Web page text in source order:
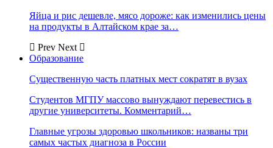
Яйца и рис дешевле, мясо дороже: как изменились цены
на продукты в Алтайском крае за…
Prev Next
Образование
Существенную часть платных мест сократят в вузах
Студентов МГПУ массово вынуждают перевестись в
другие университеты. Комментарий…
Главные угрозы здоровью школьников: названы три
самых частых диагноза в России